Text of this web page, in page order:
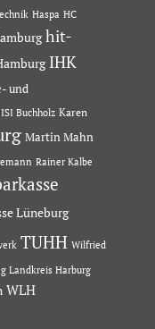
Haspa HC
hit-
IHK
und
ISI Buchholz Karen
Martin Mahn
Rainer Kalbe
Lüneburg
TUHH Wilfried
Landkreis Harburg
WLH